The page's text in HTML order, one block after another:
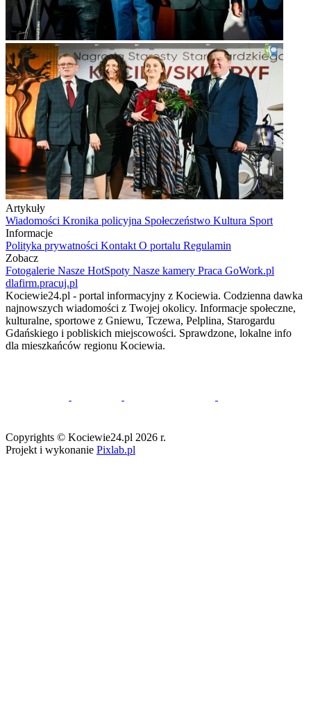
Artykuły
Wiadomości Kronika policyjnaSpołeczeństwoKultura
Sport
Informacje
Polityka prywatności
KontaktO portaluRegulamin
Zobacz
Fotogalerie
Nasze HotSpotyNasze kamery Praca
GoWork.pl
dlafirm.pracuj.pl
Kociewie24.pl - portal informacyjny z Kociewia. Codzienna dawka
najnowszych wiadomości z Twojej okolicy. Informacje społeczne,
kulturalne, sportowe z Gniewu, Tczewa, Pelplina, Starogardu
Gdańskiego i pobliskich miejscowości. Sprawdzone, lokalne info
dla mieszkańców regionu Kociewia.
Copyrights © Kociewie24.pl 2026 r.
Projekt i wykonanie Pixlab.pl